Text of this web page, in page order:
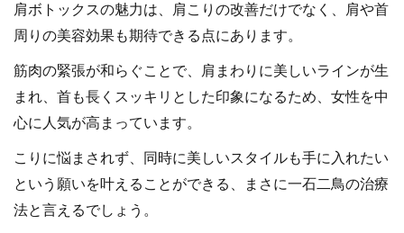
肩ボトックスの魅力は、肩こりの改善だけでなく、肩や首
周りの美容効果も期待できる点にあります。
筋肉の緊張が和らぐことで、肩まわりに美しいラインが生
まれ、首も長くスッキリとした印象になるため、女性を中
心に人気が高まっています。
こりに悩まされず、同時に美しいスタイルも手に入れたい
という願いを叶えることができる、まさに一石二鳥の治療
法と言えるでしょう。